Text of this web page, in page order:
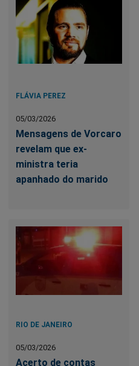
FLÁVIA PEREZ
05/03/2026
Mensagens de Vorcaro
revelam que ex-
ministra teria
apanhado do marido
RIO DE JANEIRO
05/03/2026
Acerto de contas